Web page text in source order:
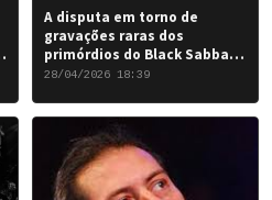
A disputa em torno de
gravações raras dos
primórdios do Black Sabbath
chegou a um desfecho
28/04/2026 18:39